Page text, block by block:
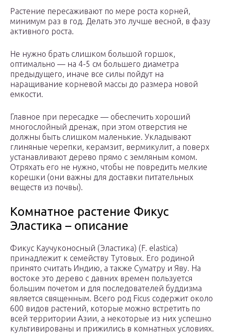
Растение пересаживают по мере роста корней,
минимум раз в год. Делать это лучше весной, в фазу
активного роста.
Не нужно брать слишком большой горшок,
оптимально — на 4-5 см большего диаметра
предыдущего, иначе все силы пойдут на
наращивание корневой массы до размера новой
емкости.
Главное при пересадке — обеспечить хороший
многослойный дренаж, при этом отверстия не
должны быть слишком маленькие. Укладывают
глиняные черепки, керамзит, вермикулит, а поверх
устанавливают дерево прямо с земляным комом.
Отряхать его не нужно, чтобы не повредить мелкие
корешки (они важны для доставки питательных
веществ из почвы).
Комнатное растение Фикус
Эластика – описание
Фикус Каучуконосный (Эластика) (F. elastica)
принадлежит к семейству Тутовых. Его родиной
принято считать Индию, а также Суматру и Яву. На
востоке это дерево с давних времен пользуется
большим почетом и для последователей буддизма
является священным. Всего род Ficus содержит около
600 видов растений, которые можно встретить по
всей территории Азии, а некоторые из них успешно
культивированы и прижились в комнатных условиях.